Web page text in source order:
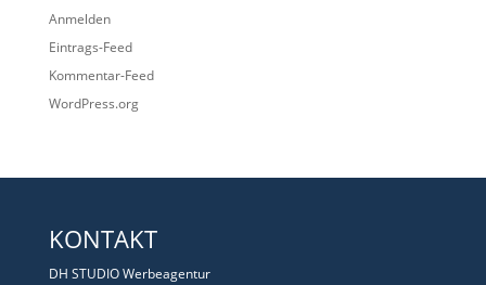
Anmelden
Eintrags-Feed
Kommentar-Feed
WordPress.org
KONTAKT
DH STUDIO Werbeagentur